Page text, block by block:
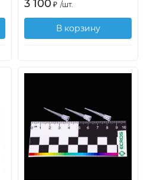
3 100 ₽ /шт.
В корзину